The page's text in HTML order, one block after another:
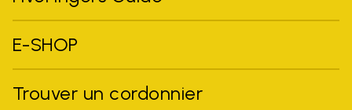
E-SHOP
Trouver un cordonnier